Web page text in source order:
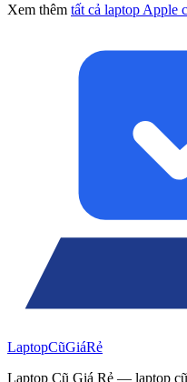
Xem thêm tất cả laptop Apple
LaptopCũGiáRẻ
Laptop Cũ Giá Rẻ — laptop